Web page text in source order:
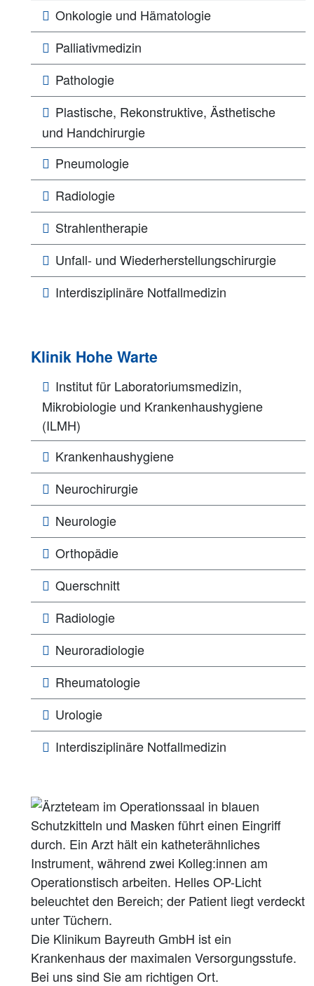
Onkologie und Hämatologie
Palliativmedizin
Pathologie
Plastische, Rekonstruktive, Ästhetische
und Handchirurgie
Pneumologie
Radiologie
Strahlentherapie
Unfall- und Wiederherstellungschirurgie
Interdisziplinäre Notfallmedizin
Klinik Hohe Warte
Institut für Laboratoriumsmedizin,
Mikrobiologie und Krankenhaushygiene
(ILMH)
Krankenhaushygiene
Neurochirurgie
Neurologie
Orthopädie
Querschnitt
Radiologie
Neuroradiologie
Rheumatologie
Urologie
Interdisziplinäre Notfallmedizin
Die Klinikum Bayreuth GmbH ist ein
Krankenhaus der maximalen Versorgungsstufe.
Bei uns sind Sie am richtigen Ort.